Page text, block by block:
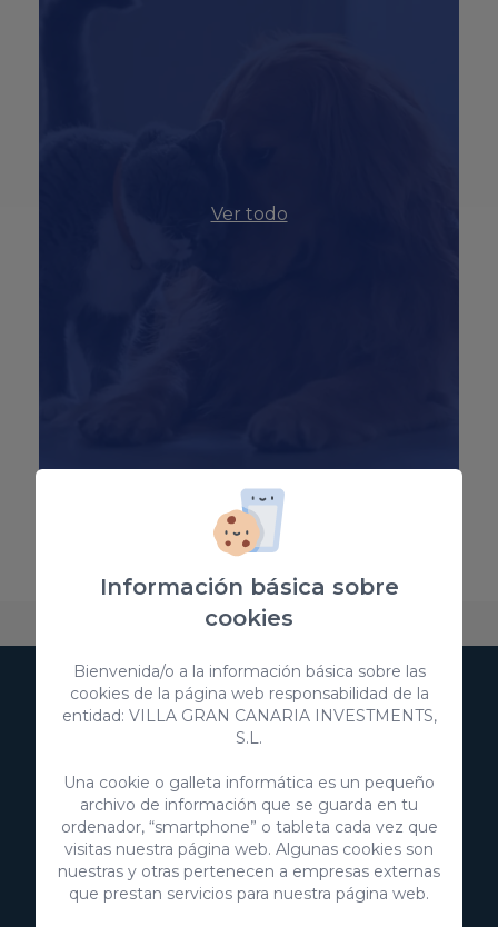
Ver todo
Sobre VillaGranCanaria Alojamientos
Suscríbete a nuestra
newsletter
Suscribirme
Información básica sobre
cookies
Bienvenida/o a la información básica sobre las
cookies de la página web responsabilidad de la
entidad: VILLA GRAN CANARIA INVESTMENTS,
S.L.
Una cookie o galleta informática es un pequeño
archivo de información que se guarda en tu
ordenador, “smartphone” o tableta cada vez que
visitas nuestra página web. Algunas cookies son
nuestras y otras pertenecen a empresas externas
que prestan servicios para nuestra página web.